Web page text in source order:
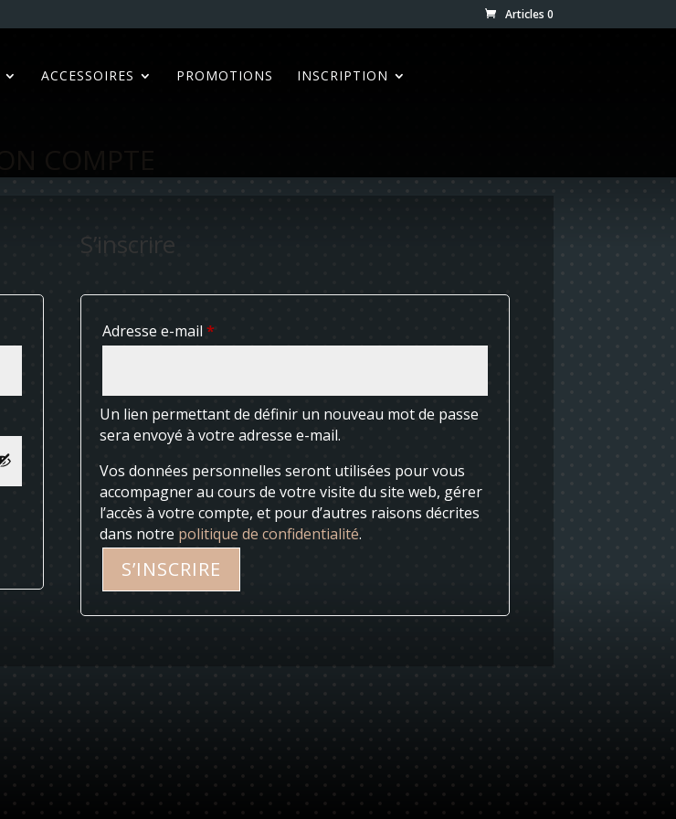
Articles 0
ACCESSOIRES PROMOTIONS INSCRIPTION
S’inscrire
Adresse e-mail *Obligatoire
Un lien permettant de définir un nouveau mot de passe
sera envoyé à votre adresse e-mail.
Vos données personnelles seront utilisées pour vous
accompagner au cours de votre visite du site web, gérer
l’accès à votre compte, et pour d’autres raisons décrites
dans notre politique de confidentialité.
S’INSCRIRE